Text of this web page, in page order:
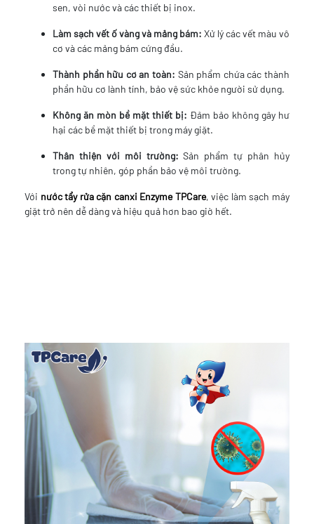
sen, vòi nước và các thiết bị inox.
Làm sạch vết ố vàng và mảng bám: Xử lý các vết màu vô
cơ và các mảng bám cứng đầu.
Thành phần hữu cơ an toàn: Sản phẩm chứa các thành
phần hữu cơ lành tính, bảo vệ sức khỏe người sử dụng.
Không ăn mòn bề mặt thiết bị: Đảm bảo không gây hư
hại các bề mặt thiết bị trong máy giặt.
Thân thiện với môi trường: Sản phẩm tự phân hủy
trong tự nhiên, góp phần bảo vệ môi trường.
Với nước tẩy rửa cặn canxi Enzyme TPCare, việc làm sạch máy
giặt trở nên dễ dàng và hiệu quả hơn bao giờ hết.